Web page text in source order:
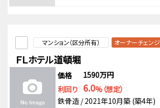
マンション（区分所有） オーナーチェンジ
ＦＬホテル道頓堀
価格
1590万円
利回り 6.0%（想定）
鉄骨造 / 2021年10月築 (築4年)